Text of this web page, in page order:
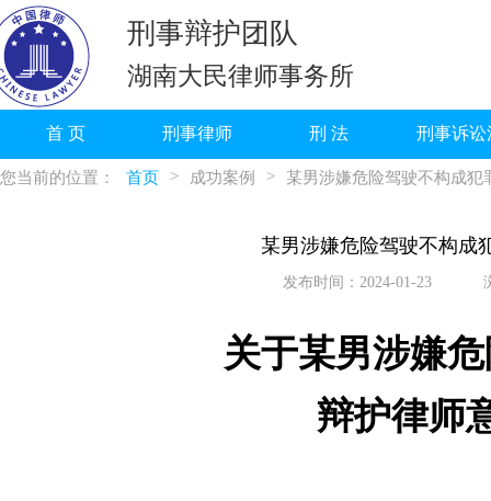
刑事辩护团队
湖南大民律师事务所
首 页 刑事律师 刑 法 刑事诉讼
您当前的位置： 首页 > 成功案例 > 某男涉嫌危险驾驶不构成犯
某男涉嫌危险驾驶不构成
发布时间：2024-01-23
关于某男涉嫌
辩护律师